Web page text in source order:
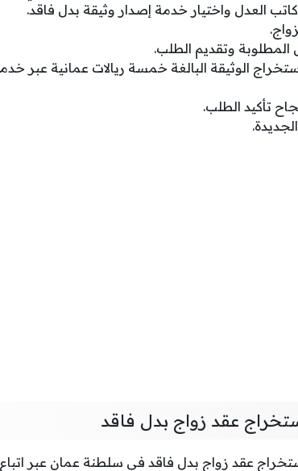
العدل واختيار خدمة إصدار وثيقة بدل فاقد.
المطلوبة وتقديم الطلب.
الوثيقة البالغة خمسة ريالات عمانية عبر
تأكيد الطلب.
عقد زواج بدل فاقد
عقد زواج بدل فاقد في سلطنة عمان عبر اتباع